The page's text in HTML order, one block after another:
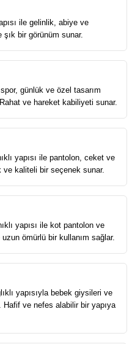
ile gelinlik, abiye ve
şık bir görünüm sunar.
günlük ve özel tasarım
ve hareket kabiliyeti sunar.
yapısı ile pantolon, ceket ve
kaliteli bir seçenek sunar.
yapısı ile kot pantolon ve
ömürlü bir kullanım sağlar.
yapısıyla bebek giysileri ve
ve nefes alabilir bir yapıya